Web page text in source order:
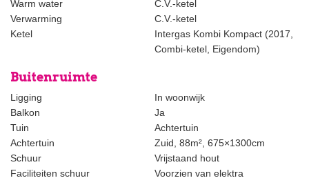
slaapkamers.
- energielabel C
- vele originele details aanwezig, waaronder paneeldeuren, glas-
in-lood ramen, ornamenten plafond
- de ouderdoms- en materialen clausule wordt opgenomen in de
NVM-koopovereenkomst
- notariskeuze aan koper doch in regio Haaglanden
- oplevering in overleg
Warm water
C.V.-ketel
Verwarming
C.V.-ketel
Ketel
Intergas Kombi Kompact (2017,
Combi-ketel, Eigendom)
Buitenruimte
Ligging
In woonwijk
Balkon
Ja
Tuin
Achtertuin
Achtertuin
Zuid, 88m², 675×1300cm
Schuur
Vrijstaand hout
Faciliteiten schuur
Voorzien van elektra